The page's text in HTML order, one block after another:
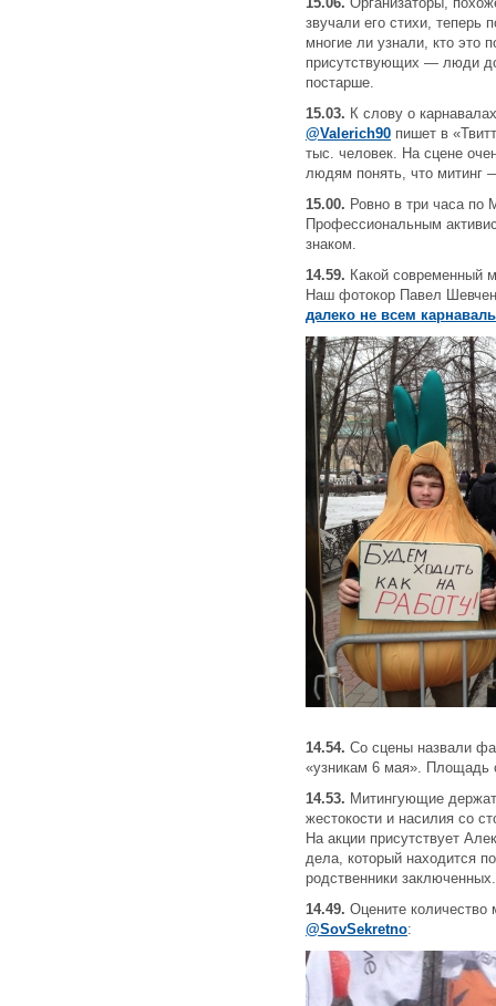
звучали его стихи, теперь
многие ли узнали, кто это
присутствующих — люди
постарше.
15.03. К слову о
@Valerich90 пишет в
тыс. человек. На сцене
людям понять, что митинг
15.00. Ровно в три часа по
Профессиональным
знаком.
14.59. Какой современный
Наш фотокор Павел
далеко не всем
14.54. Со сцены назвали
«узникам 6 мая». Площадь
14.53. Митингующие
жестокости и насилия со
На акции присутствует
дела, который находится
родственники заключенных.
14.49. Оцените
@SovSekretno: